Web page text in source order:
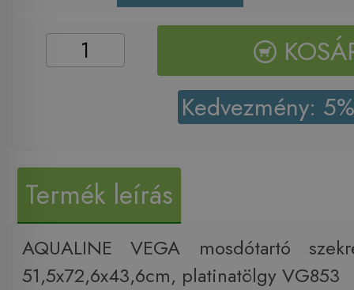
Kedvezmény:
Termék leírás
AQUALINE VEGA mosdótartó
51,5x72,6x43,6cm, platinatölgy VG853